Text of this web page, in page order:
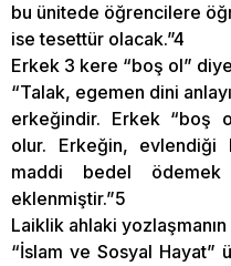
bu ünitede öğrencilere
ise tesettür olacak.”4
Erkek 3 kere “boş ol”
“Talak, egemen dini
erkeğindir. Erkek “boş
olur. Erkeğin, evlendiği
maddi bedel ödemek
eklenmiştir.”5
Laiklik ahlaki
“İslam ve Sosyal Hayat”